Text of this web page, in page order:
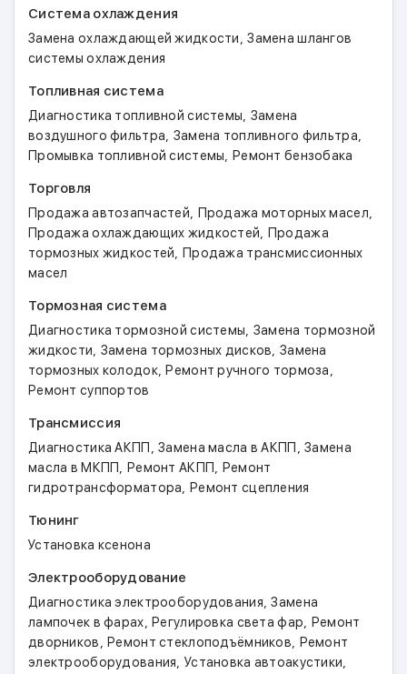
Система охлаждения
Замена охлаждающей жидкости,Замена шлангов
системы охлаждения
Топливная система
Диагностика топливной системы, Замена
воздушного фильтра, Замена топливного фильтра,
Промывка топливной системы, Ремонт бензобака
Торговля
Продажа автозапчастей, Продажа моторных масел,
Продажа охлаждающих жидкостей, Продажа
тормозных жидкостей, Продажа трансмиссионных
масел
Тормозная система
Диагностика тормозной системы, Замена тормозной
жидкости, Замена тормозных дисков, Замена
тормозных колодок,Ремонт ручного тормоза,
Ремонт суппортов
Трансмиссия
Диагностика АКПП ,Замена масла в АКПП ,Замена
масла в МКПП, Ремонт АКПП, Ремонт
гидротрансформатора, Ремонт сцепления
Тюнинг
Установка ксенона
Электрооборудование
Диагностика электрооборудования,Замена
лампочек в фарах,Регулировка света фар, Ремонт
дворников,Ремонт стеклоподъёмников, Ремонт
электрооборудования, Установка автоакустики,